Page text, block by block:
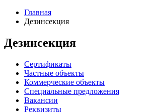
Главная
Дезинсекция
Дезинсекция
Сертификаты
Частные объекты
Коммерческие объекты
Специальные предложения
Вакансии
Реквизиты